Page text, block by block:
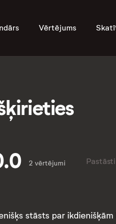
Vērtējums
2 vērtējumi Pastāsti
stāsts par